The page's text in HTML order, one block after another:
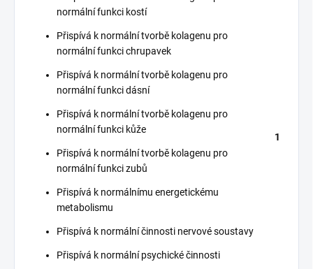
normální funkci kostí
Přispívá k normální tvorbě kolagenu pro
normální funkci chrupavek
Přispívá k normální tvorbě kolagenu pro
normální funkci dásní
Přispívá k normální tvorbě kolagenu pro
normální funkci kůže
Přispívá k normální tvorbě kolagenu pro
normální funkci zubů
Přispívá k normálnímu energetickému
metabolismu
Přispívá k normální činnosti nervové soustavy
Přispívá k normální psychické činnosti
1